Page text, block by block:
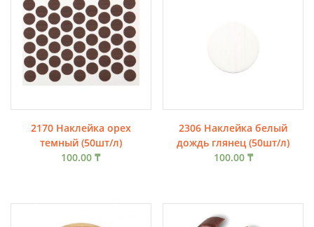
2170 Наклейка орех
темный (50шт/л)
100.00 ₸
2306 Наклейка белый
дождь глянец (50шт/л)
100.00₸